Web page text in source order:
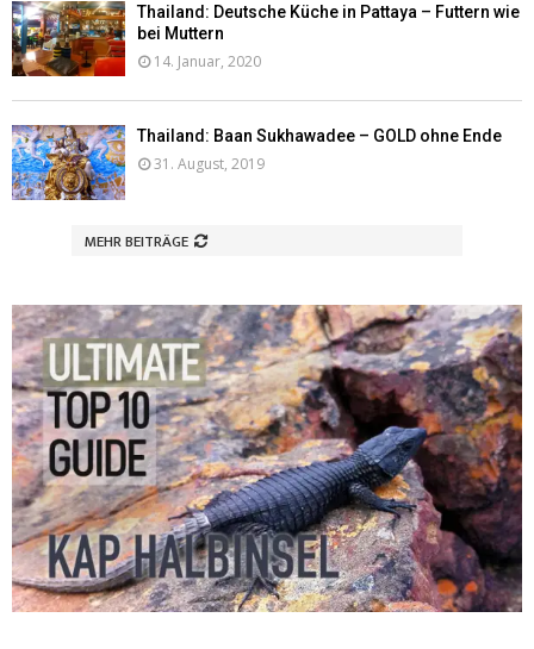
Thailand: Deutsche Küche in Pattaya – Futtern wie
bei Muttern
14. Januar, 2020
Thailand: Baan Sukhawadee – GOLD ohne Ende
31. August, 2019
MEHR BEITRÄGE